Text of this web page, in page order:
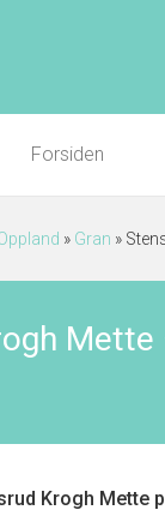
Forsiden
» Gran »
Mette
Krogh Mette